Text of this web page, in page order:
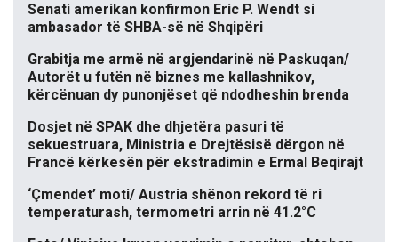
Senati amerikan konfirmon Eric P. Wendt si
ambasador të SHBA-së në Shqipëri
Grabitja me armë në argjendarinë në Paskuqan/
Autorët u futën në biznes me kallashnikov,
kërcënuan dy punonjëset që ndodheshin brenda
Dosjet në SPAK dhe dhjetëra pasuri të
sekuestruara, Ministria e Drejtësisë dërgon në
Francë kërkesën për ekstradimin e Ermal Beqirajt
‘Çmendet’ moti/ Austria shënon rekord të ri
temperaturash, termometri arrin në 41.2°C